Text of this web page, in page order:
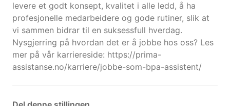
levere et godt konsept, kvalitet i alle ledd, å ha
profesjonelle medarbeidere og gode rutiner, slik at
vi sammen bidrar til en suksessfull hverdag.
Nysgjerring på hvordan det er å jobbe hos oss? Les
mer på vår karriereside: https://prima-
assistanse.no/karriere/jobbe-som-bpa-assistent/